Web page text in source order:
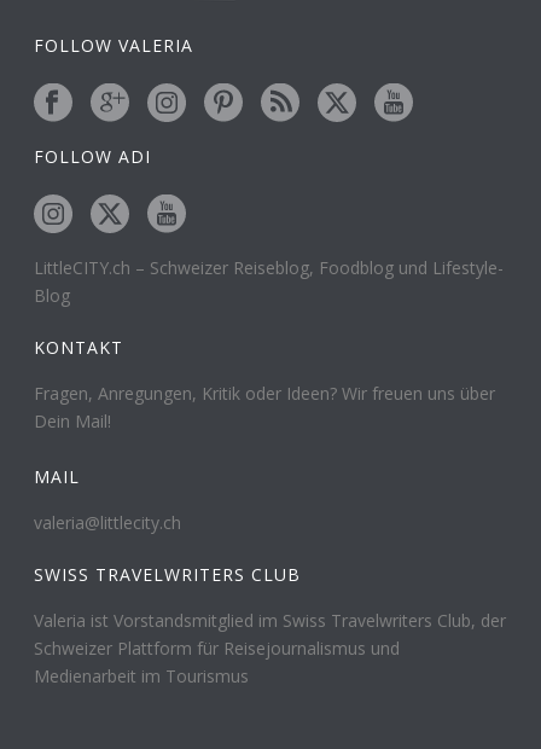
FOLLOW VALERIA
FOLLOW ADI
LittleCITY.ch – Schweizer Reiseblog, Foodblog und Lifestyle-
Blog
KONTAKT
Fragen, Anregungen, Kritik oder Ideen? Wir freuen uns über
Dein Mail!
MAIL
valeria@littlecity.ch
SWISS TRAVELWRITERS CLUB
Valeria ist Vorstandsmitglied im Swiss Travelwriters Club, der
Schweizer Plattform für Reisejournalismus und
Medienarbeit im Tourismus